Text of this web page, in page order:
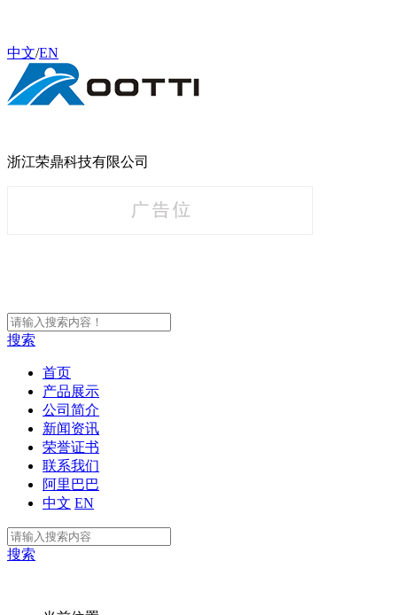
中文/EN
浙江荣鼎科技有限公司
搜索
首页
产品展示
公司简介
新闻资讯
荣誉证书
联系我们
阿里巴巴
中文 EN
搜索